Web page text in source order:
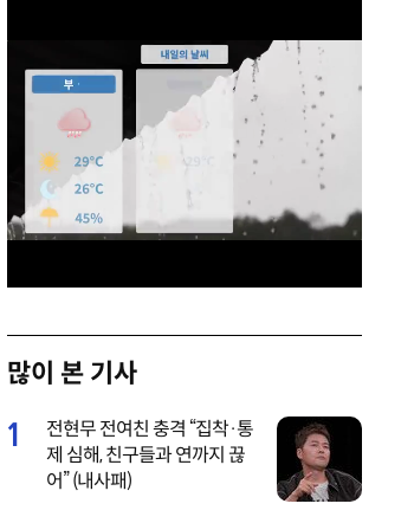
많이 본 기사
1
전현무 전여친 충격 “집착·통
제 심해, 친구들과 연까지 끊
어” (내사패)